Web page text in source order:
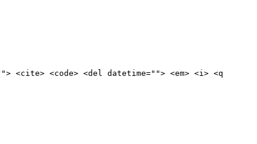
<code> <del datetime=""> <em> <i> <q